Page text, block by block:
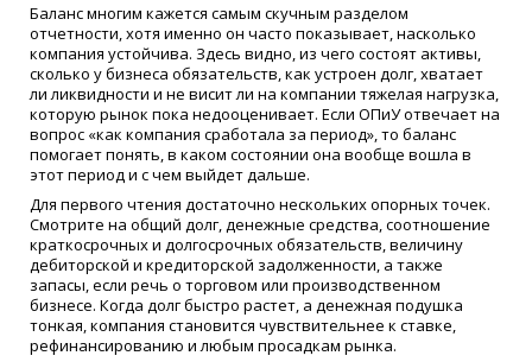
Баланс многим кажется самым скучным разделом
отчетности, хотя именно он часто показывает, насколько
компания устойчива. Здесь видно, из чего состоят активы,
сколько у бизнеса обязательств, как устроен долг, хватает
ли ликвидности и не висит ли на компании тяжелая нагрузка,
которую рынок пока недооценивает. Если ОПиУ отвечает на
вопрос «как компания сработала за период», то баланс
помогает понять, в каком состоянии она вообще вошла в
этот период и с чем выйдет дальше.
Для первого чтения достаточно нескольких опорных точек.
Смотрите на общий долг, денежные средства, соотношение
краткосрочных и долгосрочных обязательств, величину
дебиторской и кредиторской задолженности, а также
запасы, если речь о торговом или производственном
бизнесе. Когда долг быстро растет, а денежная подушка
тонкая, компания становится чувствительнее к ставке,
рефинансированию и любым просадкам рынка.